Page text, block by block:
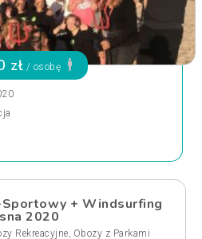
zł / osobę
+ Windsurfing
2020
Rekreacyjne, Obozy z Parkami